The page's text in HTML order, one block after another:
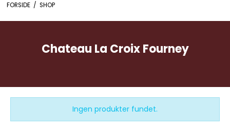
FORSIDE / SHOP
Chateau La Croix Fourney
Ingen produkter fundet.